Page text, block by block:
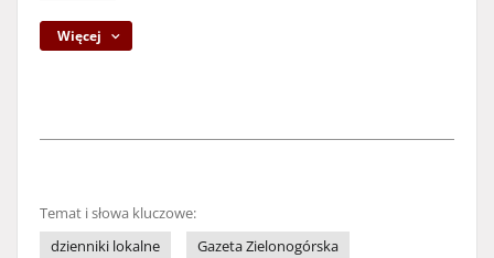
Więcej
Temat i słowa kluczowe:
dzienniki lokalne
Gazeta Zielonogórska